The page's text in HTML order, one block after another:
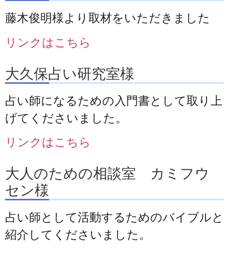
藤木俊明様より取材をいただきました
リンクはこちら
大久保占い研究室様
占い師になるための入門書として取り上
げてくださいました。
リンクはこちら
大人のための相談室 カミフウ
セン様
占い師として活動するためのバイブルと
紹介してくださいました。